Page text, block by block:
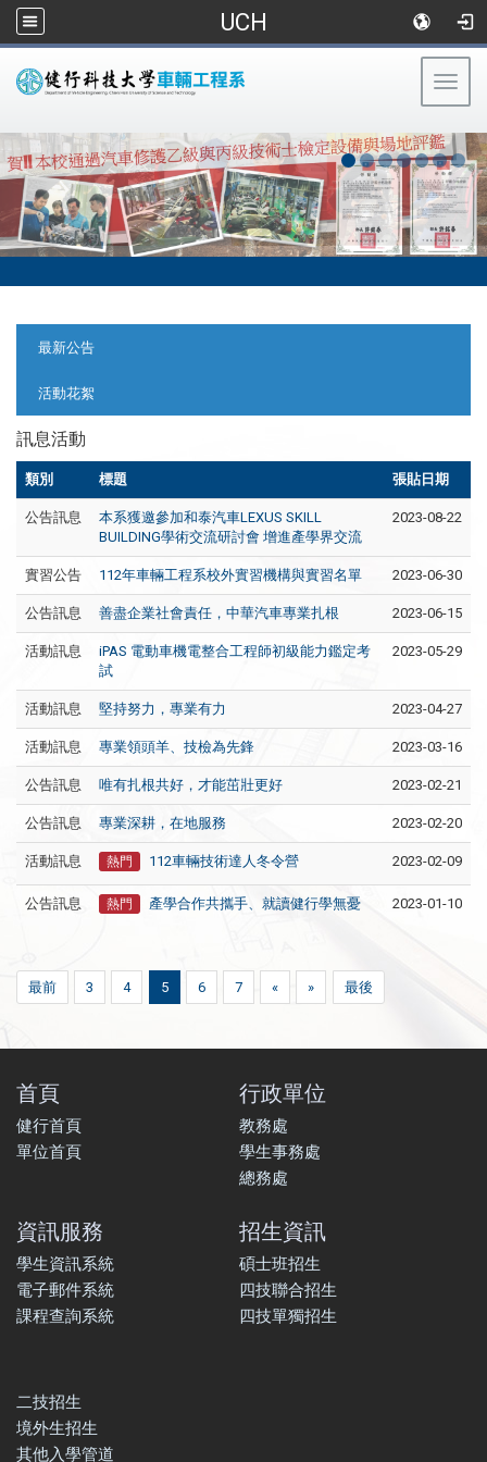
UCH
最新公告
活動花絮
訊息活動
類別 標題 張貼日期
公告訊息
本系獲邀參加和泰汽車LEXUS SKILL
BUILDING學術交流研討會 增進產學界交流
2023-08-22
實習公告 112年車輛工程系校外實習機構與實習名單 2023-06-30
公告訊息 善盡企業社會責任，中華汽車專業扎根 2023-06-15
活動訊息
iPAS 電動車機電整合工程師初級能力鑑定考
試
2023-05-29
活動訊息 堅持努力，專業有力 2023-04-27
活動訊息 專業領頭羊、技檢為先鋒 2023-03-16
公告訊息 唯有扎根共好，才能茁壯更好 2023-02-21
公告訊息 專業深耕，在地服務 2023-02-20
活動訊息 熱門 112車輛技術達人冬令營 2023-02-09
公告訊息 熱門 產學合作共攜手、就讀健行學無憂 2023-01-10
最前 3 4 5 6 7 « » 最後
首頁
健行首頁
單位首頁
行政單位
教務處
學生事務處
總務處
資訊服務
學生資訊系統
電子郵件系統
課程查詢系統
招生資訊
碩士班招生
四技聯合招生
四技單獨招生
二技招生
境外生招生
其他入學管道